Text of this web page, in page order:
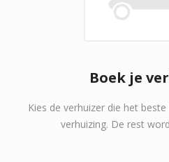
Boek je
Kies de verhuizer die het
verhuizing. De rest